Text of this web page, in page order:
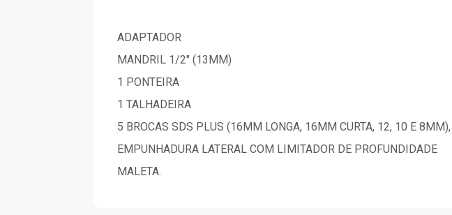
ADAPTADOR
MANDRIL 1/2" (13MM)
1 PONTEIRA
1 TALHADEIRA
5 BROCAS SDS PLUS (16MM LONGA, 16MM CURTA, 12, 10 E 8MM),
EMPUNHADURA LATERAL COM LIMITADOR DE PROFUNDIDADE
MALETA.